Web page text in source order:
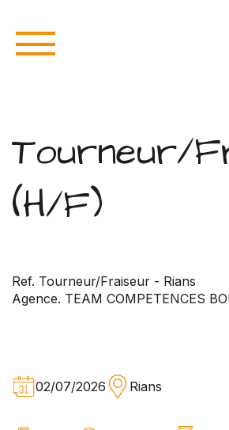
Tourneur/
(H/F)
Ref. Tourneur/Fraiseur - Rians
Agence. TEAM COMPETENCES
02/07/2026 Rians